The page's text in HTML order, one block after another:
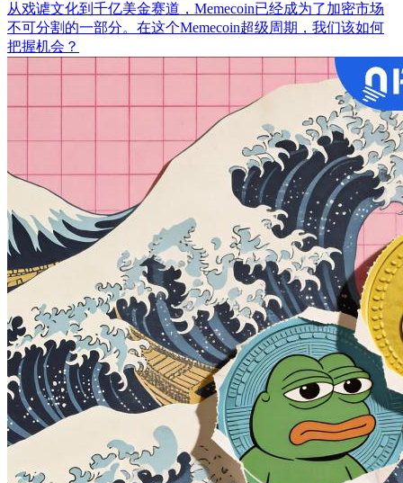
从戏谑文化到千亿美金赛道，Memecoin已经成为了加密市场
不可分割的一部分。在这个Memecoin超级周期，我们该如何
把握机会？